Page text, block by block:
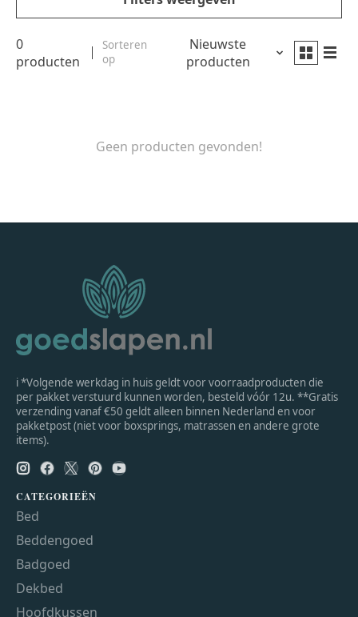
0
producten
Sorteren
op
Nieuwste
producten
Geen producten gevonden!
ℹ *Volgende werkdag in huis geldt voor voorraadproducten die
per pakket verstuurd kunnen worden, besteld vóór 12u. **Gratis
verzending vanaf €50 geldt alleen binnen Nederland en voor
pakketpost (niet voor boxsprings, matrassen en andere grote
items).
CATEGORIEËN
Bed
Beddengoed
Badgoed
Dekbed
Hoofdkussen